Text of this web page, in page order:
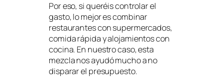
Por eso, si queréis controlar el
gasto, lo mejor es combinar
restaurantes con supermercados,
comida rápida y alojamientos con
cocina. En nuestro caso, esta
mezcla nos ayudó mucho a no
disparar el presupuesto.